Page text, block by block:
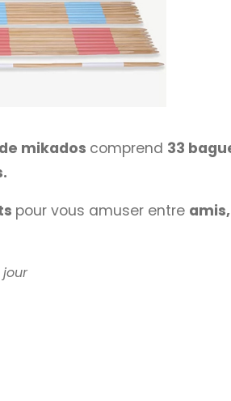
mikados comprend 33
pour vous amuser entre